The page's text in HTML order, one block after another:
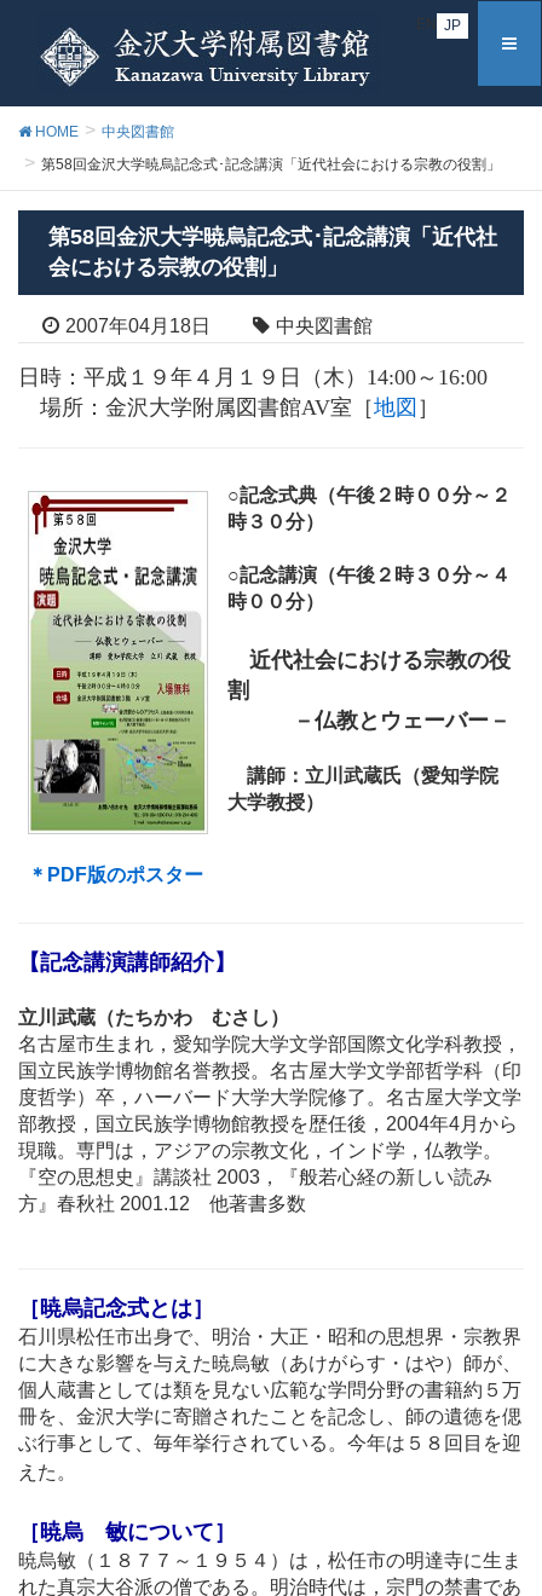
EN JP
HOME
中央図書館
第58回金沢大学暁烏記念式･記念講演「近代社会における宗教の役割」
第58回金沢大学暁烏記念式･記念講演「近代社
会における宗教の役割」
2007年04月18日 中央図書館
日時：平成１９年４月１９日（木）14:00～16:00
場所：金沢大学附属図書館AV室［地図 ］
○記念式典（午後２時００分～２
時３０分）
○記念講演（午後２時３０分～４
時００分）
近代社会における宗教の役
割
－仏教とウェーバー－
講師：立川武蔵氏（愛知学院
大学教授）
＊PDF版のポスター
【記念講演講師紹介】
立川武蔵（たちかわ むさし）
名古屋市生まれ，愛知学院大学文学部国際文化学科教授，
国立民族学博物館名誉教授。名古屋大学文学部哲学科（印
度哲学）卒，ハーバード大学大学院修了。名古屋大学文学
部教授，国立民族学博物館教授を歴任後，2004年4月から
現職。専門は，アジアの宗教文化，インド学，仏教学。
『空の思想史』講談社 2003，『般若心経の新しい読み
方』春秋社 2001.12 他著書多数
［暁烏記念式とは］
石川県松任市出身で、明治・大正・昭和の思想界・宗教界
に大きな影響を与えた暁烏敏（あけがらす・はや）師が、
個人蔵書としては類を見ない広範な学問分野の書籍約５万
冊を、金沢大学に寄贈されたことを記念し、師の遺徳を偲
ぶ行事として、毎年挙行されている。今年は５８回目を迎
えた。
［暁烏 敏について］
暁烏敏（１８７７～１９５４）は，松任市の明達寺に生ま
れた真宗大谷派の僧である。明治時代は，宗門の禁書であ